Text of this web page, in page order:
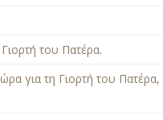
του Πατέρα.
για τη Γιορτή του Πατέρα,